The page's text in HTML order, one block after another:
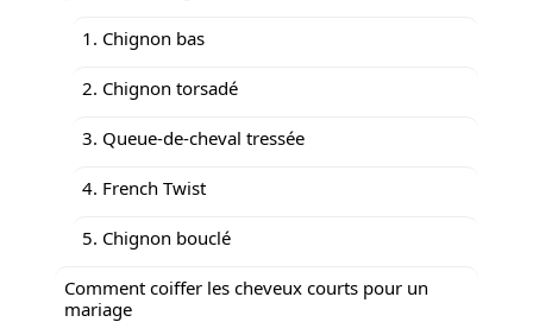
1. Chignon bas
2. Chignon torsadé
3. Queue-de-cheval tressée
4. French Twist
5. Chignon bouclé
Comment coiffer les cheveux courts pour un
mariage